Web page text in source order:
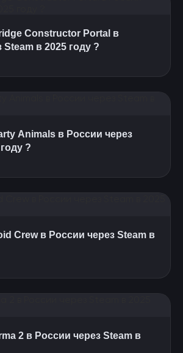
Constructor Portal в
Steam в 2025 году ?
в России через
?
через Steam в
Steam в